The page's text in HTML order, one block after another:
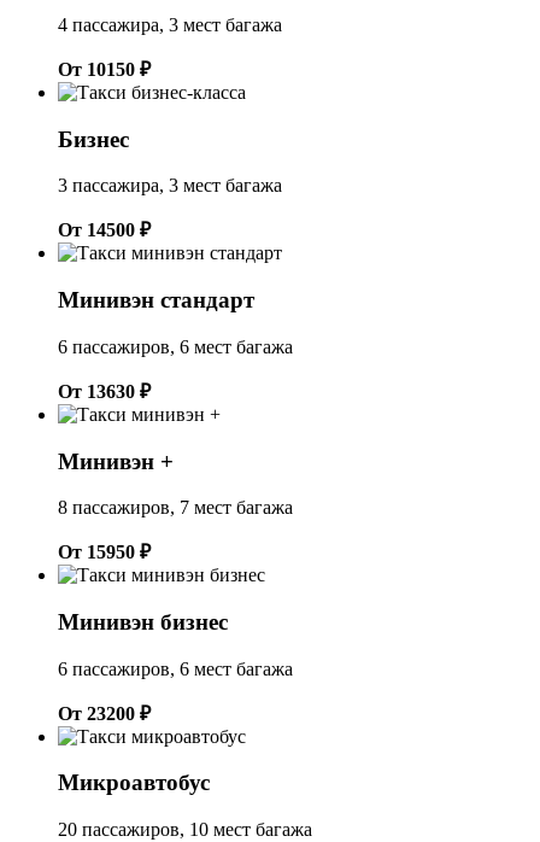
4 пассажира, 3 мест багажа
От 10150 ₽
Бизнес
3 пассажира, 3 мест багажа
От 14500 ₽
Минивэн стандарт
6 пассажиров, 6 мест багажа
От 13630 ₽
Минивэн +
8 пассажиров, 7 мест багажа
От 15950 ₽
Минивэн бизнес
6 пассажиров, 6 мест багажа
От 23200 ₽
Микроавтобус
20 пассажиров, 10 мест багажа